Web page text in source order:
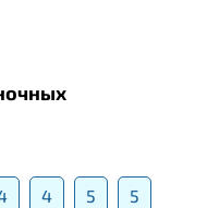
4 5 5